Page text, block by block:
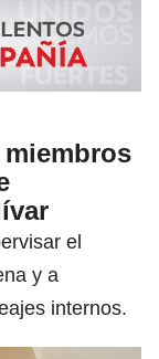
el
y a
internos.